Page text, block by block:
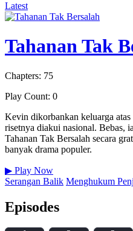
Latest
Tahanan Tak
Chapters: 75
Play Count: 0
Kevin dikorbankan keluarga
risetnya diakui nasional. Bebas,
Tahanan Tak Bersalah secara
banyak drama populer.
▶ Play Now
Serangan Balik Menghukum
Episodes